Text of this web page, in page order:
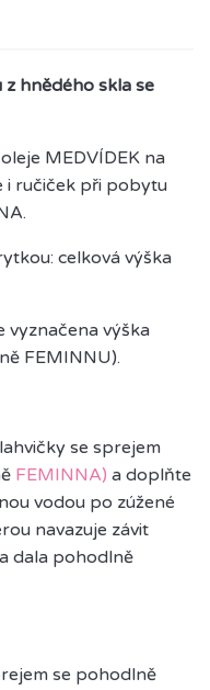
z hnědého skla se
MEDVÍDEK na
i ručiček při pobytu
celková výška
vyznačena výška
FEMINNU).
se sprejem
FEMINNA) a doplňte
vodou po zúžené
navazuje závit
dala pohodlně
se pohodlně